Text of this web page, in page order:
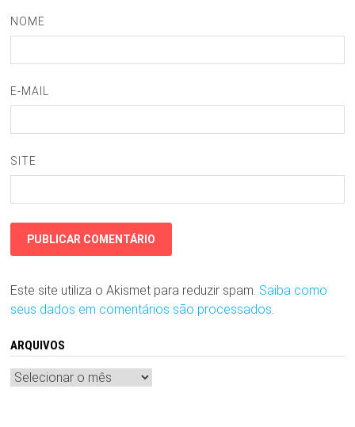
NOME
E-MAIL
SITE
Este site utiliza o Akismet para reduzir spam. Saiba como
seus dados em comentários são processados.
ARQUIVOS
Arquivos